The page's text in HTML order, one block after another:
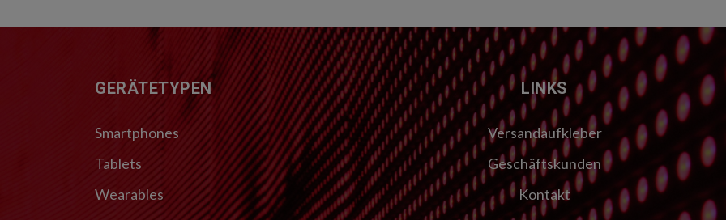
FUSSZEILEGERÄTETYPEN
Smartphones
Tablets
Wearables
LINKS
Versandaufkleber
Geschäftskunden
Kontakt